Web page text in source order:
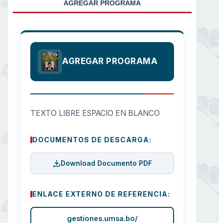
AGREGAR PROGRAMA
AGREGAR PROGRAMA
TEXTO LIBRE ESPACIO EN BLANCO
DOCUMENTOS DE DESCARGA:
Download Documento PDF
ENLACE EXTERNO DE REFERENCIA:
gestiones.umsa.bo/